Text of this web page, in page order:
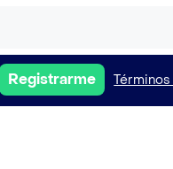
Registrarme